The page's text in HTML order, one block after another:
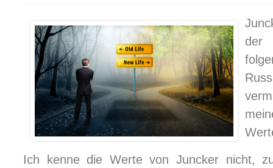
Ich kenne die Werte von Juncker nicht,